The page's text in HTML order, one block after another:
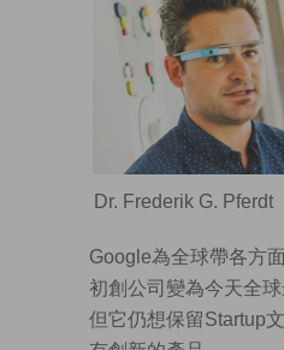
Dr. Frederik G. Pferdt
Google為全球帶各方
初創公司變為今天全球
但它仍想保留Startup